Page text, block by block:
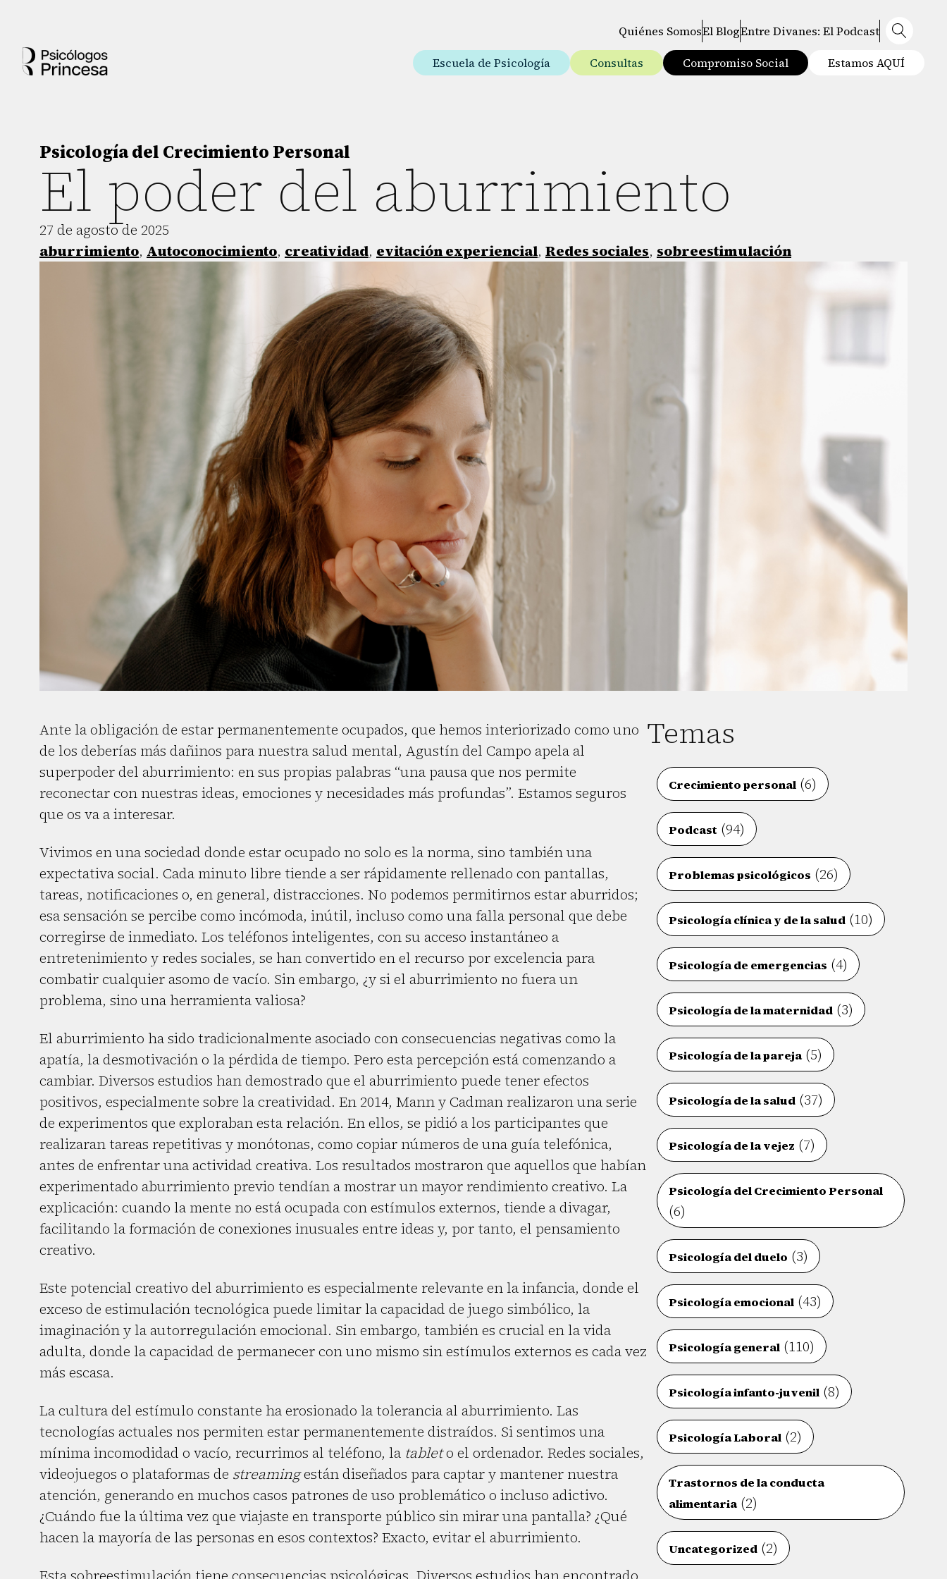
Quiénes SomosEl BlogEntre Divanes: El Podcast
Escuela de Psicología Consultas Compromiso Social Estamos AQUÍ
Psicología del Crecimiento Personal
El poder del aburrimiento
27 de agosto de 2025
aburrimiento, Autoconocimiento, creatividad, evitación experiencial, Redes sociales, sobreestimulación
Ante la obligación de estar permanentemente ocupados, que hemos interiorizado como uno
de los deberías más dañinos para nuestra salud mental, Agustín del Campo apela al
superpoder del aburrimiento: en sus propias palabras “una pausa que nos permite
reconectar con nuestras ideas, emociones y necesidades más profundas”. Estamos seguros
que os va a interesar.
Vivimos en una sociedad donde estar ocupado no solo es la norma, sino también una
expectativa social. Cada minuto libre tiende a ser rápidamente rellenado con pantallas,
tareas, notificaciones o, en general, distracciones. No podemos permitirnos estar aburridos;
esa sensación se percibe como incómoda, inútil, incluso como una falla personal que debe
corregirse de inmediato. Los teléfonos inteligentes, con su acceso instantáneo a
entretenimiento y redes sociales, se han convertido en el recurso por excelencia para
combatir cualquier asomo de vacío. Sin embargo, ¿y si el aburrimiento no fuera un
problema, sino una herramienta valiosa?
El aburrimiento ha sido tradicionalmente asociado con consecuencias negativas como la
apatía, la desmotivación o la pérdida de tiempo. Pero esta percepción está comenzando a
cambiar. Diversos estudios han demostrado que el aburrimiento puede tener efectos
positivos, especialmente sobre la creatividad. En 2014, Mann y Cadman realizaron una serie
de experimentos que exploraban esta relación. En ellos, se pidió a los participantes que
realizaran tareas repetitivas y monótonas, como copiar números de una guía telefónica,
antes de enfrentar una actividad creativa. Los resultados mostraron que aquellos que habían
experimentado aburrimiento previo tendían a mostrar un mayor rendimiento creativo. La
explicación: cuando la mente no está ocupada con estímulos externos, tiende a divagar,
facilitando la formación de conexiones inusuales entre ideas y, por tanto, el pensamiento
creativo.
Este potencial creativo del aburrimiento es especialmente relevante en la infancia, donde el
exceso de estimulación tecnológica puede limitar la capacidad de juego simbólico, la
imaginación y la autorregulación emocional. Sin embargo, también es crucial en la vida
adulta, donde la capacidad de permanecer con uno mismo sin estímulos externos es cada vez
más escasa.
La cultura del estímulo constante ha erosionado la tolerancia al aburrimiento. Las
tecnologías actuales nos permiten estar permanentemente distraídos. Si sentimos una
mínima incomodidad o vacío, recurrimos al teléfono, la tableto el ordenador. Redes sociales,
videojuegos o plataformas de streamingestán diseñados para captar y mantener nuestra
atención, generando en muchos casos patrones de uso problemático o incluso adictivo.
¿Cuándo fue la última vez que viajaste en transporte público sin mirar una pantalla? ¿Qué
hacen la mayoría de las personas en esos contextos? Exacto, evitar el aburrimiento.
Temas
Crecimiento personal (6)
Podcast (94)
Problemas psicológicos (26)
Psicología clínica y de la salud (10)
Psicología de emergencias (4)
Psicología de la maternidad (3)
Psicología de la pareja(5)
Psicología de la salud (37)
Psicología de la vejez (7)
Psicología del Crecimiento Personal
(6)
Psicología del duelo (3)
Psicología emocional (43)
Psicología general (110)
Psicología infanto-juvenil (8)
Psicología Laboral (2)
Trastornos de la conducta
alimentaria(2)
Uncategorized (2)